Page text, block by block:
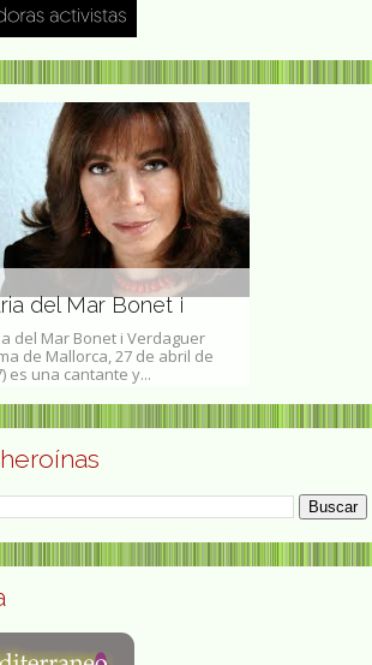
del Mar Bonet ¡
del Mar Bonet i Verdaguer
de Mallorca, 27 de abril de
es una cantante y...